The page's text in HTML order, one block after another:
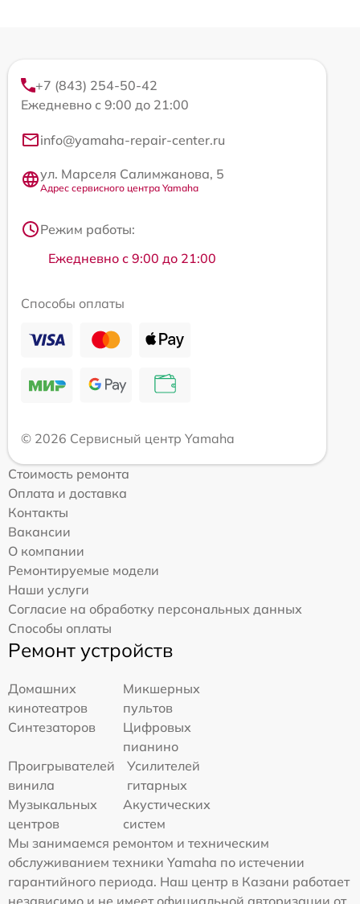
+7 (843) 254-50-42
Ежедневно с 9:00 до 21:00
info@yamaha-repair-center.ru
ул. Марселя Салимжанова, 5
Адрес сервисного центра Yamaha
Режим работы:
Ежедневно с 9:00 до 21:00
Способы оплаты
© 2026 Сервисный центр Yamaha
Стоимость ремонта
Оплата и доставка
Контакты
Вакансии
О компании
Ремонтируемые модели
Наши услуги
Согласие на обработку персональных данных
Способы оплаты
Ремонт устройств
Домашних
кинотеатров
Микшерных
пультов
Синтезаторов
Цифровых
пианино
Проигрывателей
винила
Усилителей
гитарных
Музыкальных
центров
Акустических
систем
Мы занимаемся ремонтом и техническим
обслуживанием техники Yamaha по истечении
гарантийного периода. Наш центр в Казани работает
независимо и не имеет официальной авторизации от